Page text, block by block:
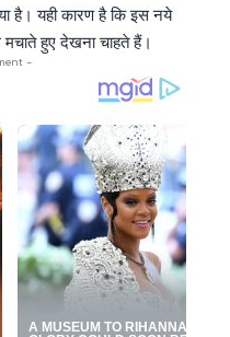
है। यही कारण है कि इस नये
हुए देखना चाहते हैं।
-